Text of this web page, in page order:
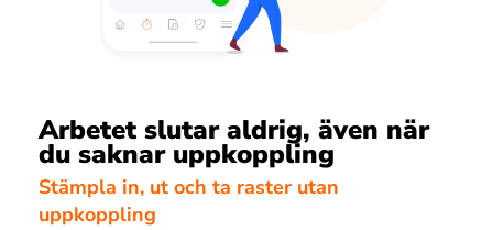
Arbetet slutar aldrig, även när
du saknar uppkoppling
Stämpla in, ut och ta raster utan
uppkoppling